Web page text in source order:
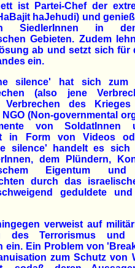
ist Partei-Chef der
haJehudi) und
SiedlerInnen in
Gebieten. Zudem
ab und setzt sich für
ein.
silence' hat sich zum
(also jene
Verbrechen des
(Non-governmental
von SoldatInnen
in Form von Videos
silence' handelt es sich
dem Plündern,
Eigentum
durch das
geduldete
verweist auf
des Terrorismus und
ein. Ein Problem von
zum Schutz von